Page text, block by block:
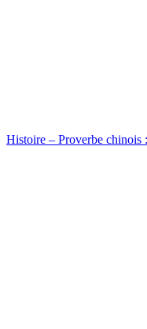
Histoire – Proverbe chinois